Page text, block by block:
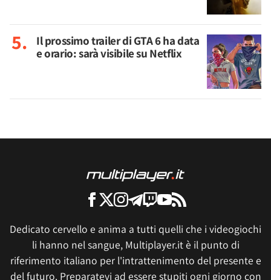
Il prossimo trailer di GTA 6 ha data
e orario: sarà visibile su Netflix
Dedicato cervello e anima a tutti quelli che i videogiochi
li hanno nel sangue, Multiplayer.it è il punto di
riferimento italiano per l'intrattenimento del presente e
del futuro. Preparatevi ad essere stupiti ogni giorno con